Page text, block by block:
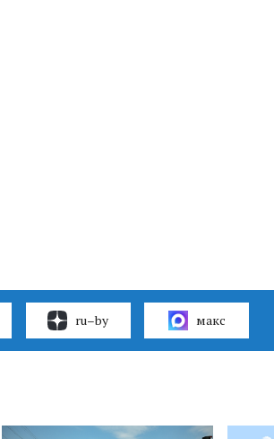
ru–by макс